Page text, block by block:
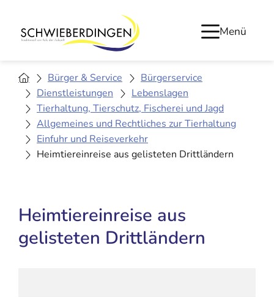
Menü
Bürger & Service
Bürgerservice
Dienstleistungen
Lebenslagen
Tierhaltung, Tierschutz, Fischerei und Jagd
Allgemeines und Rechtliches zur Tierhaltung
Einfuhr und Reiseverkehr
Heimtiereinreise aus gelisteten Drittländern
Heimtiereinreise aus
gelisteten Drittländern